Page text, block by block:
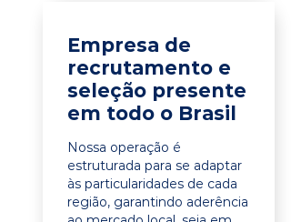
Empresa de
recrutamento e
seleção presente
em todo o Brasil
Nossa operação é
estruturada para se adaptar
às particularidades de cada
região, garantindo aderência